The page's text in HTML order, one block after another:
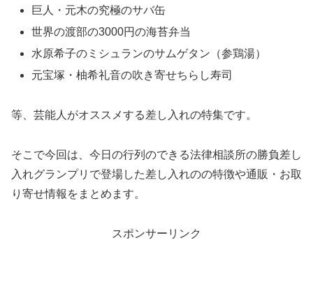
巨人・元木の究極のサバ缶
世界の渡部の3000円の海苔弁当
水原希子のミシュランのサムゲタン（参鶏湯）
元宝塚・柚希礼音の吹き寄せちらし寿司
等、芸能人がオススメする差し入れの特集です。
そこで今回は、今日の行列のできる法律相談所の勝負差し
入れグランプリで登場した差し入れのの特徴や通販・お取
り寄せ情報をまとめます。
スポンサーリンク